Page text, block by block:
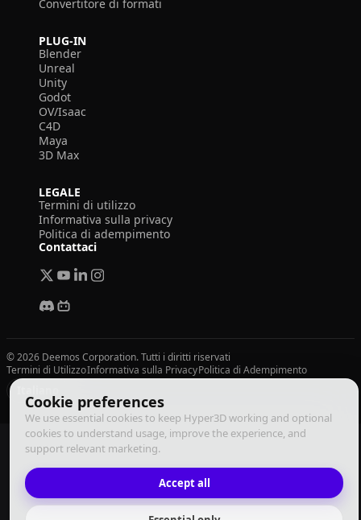
Cookie preferences
We use essential cookies to keep Hyper3D working and optional
cookies to understand usage, improve the experience, and
support relevant marketing.
Accept all
Convertitore di formati
PLUG-IN
Blender
Unreal
Unity
Godot
OV/Isaac
C4D
Maya
3D Max
LEGALE
Termini di utilizzo
Informativa sulla privacy
Politica di adempimento
Contattaci
© 2026 Deemos Corporation. Tutti i diritti riservati
Termini di UtilizzoInformativa sulla PrivacyPolitica di Adempimento